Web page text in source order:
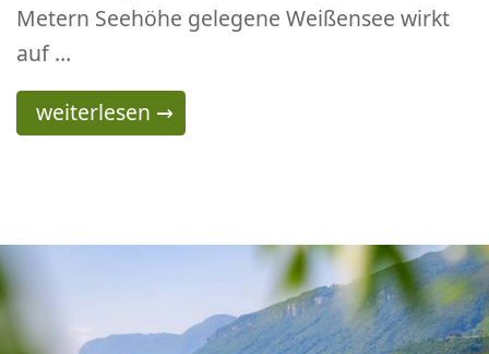
Metern Seehöhe gelegene Weißensee wirkt
auf …
Wanderung zur Naggler Alm über dem
weiterlesen →